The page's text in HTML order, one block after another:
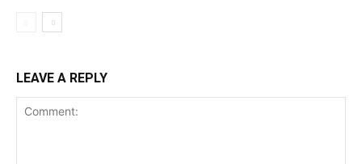
LEAVE A REPLY